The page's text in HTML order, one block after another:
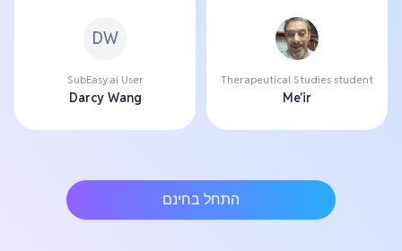
Therapeutical Studies student
Me'ir
DW
SubEasy.ai User
Darcy Wang
התחל בחינם